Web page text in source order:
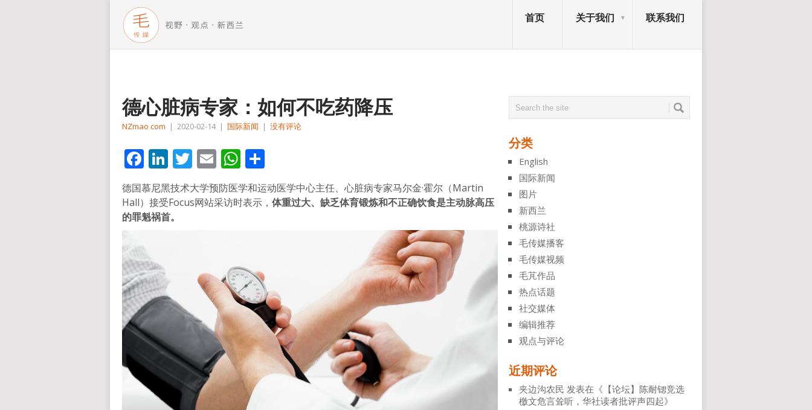
首页 关于我们 联系我们
德心脏病专家：如何不吃药降压
NZmao com | 2020-02-14 | 国际新闻 | 没有评论
Facebook
LinkedIn
Twitter
EmailWhatsApp
享
德国慕尼黑技术大学预防医学和运动医学中心主任、心脏病专家马尔金·霍尔（Martin
Hall）接受Focus网站采访时表示， 体重过大、缺乏体育锻炼和不正确饮食是主动脉高压
的罪魁祸首。
分类
English
国际新闻
图片
新西兰
桃源诗社
毛传媒播客
毛传媒视频
毛芃作品
热点话题
社交媒体
编辑推荐
观点与评论
近期评论
夹边沟农民 发表在《 【论坛】陈耐锶竞选
檄文危言耸听，华社读者批评声四起》